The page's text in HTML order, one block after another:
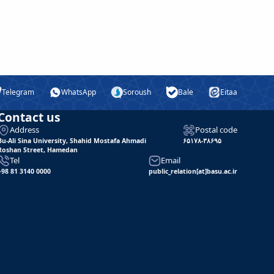
Telegram WhatsApp Soroush Bale Eitaa
us
Address
Ali Sina University, Shahid Mostafa Ahmadi
Street, Hamedan
Postal code
۶۵۱۷۸-۳۸۶۹۵
Tel
81 3140 0000
Email
public_relation[at]basu.ac.ir